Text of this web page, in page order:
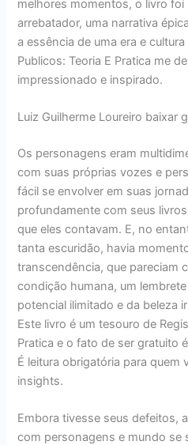
melhores momentos, o livro foi
arrebatador, uma narrativa
a essência de uma era e
Publicos: Teoria E Pratica me
impressionado e inspirado.
Luiz Guilherme Loureiro baixar
Os personagens eram
com suas próprias vozes e
fácil se envolver em suas
profundamente com seus
que eles contavam. E, no
tanta escuridão, havia
transcendência, que pareciam
condição humana, um
potencial ilimitado e da beleza
Este livro é um tesouro de
Pratica e o fato de ser gratuito
É leitura obrigatória para quem
insights.
Embora tivesse seus defeitos,
com personagens e mundo se